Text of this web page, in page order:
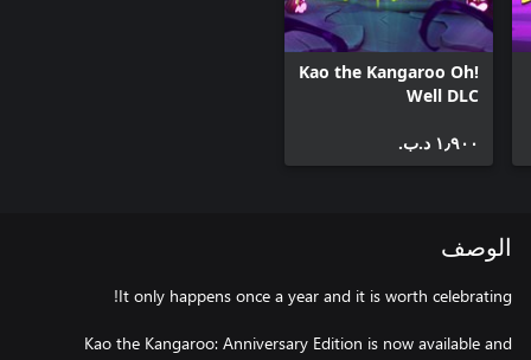
Kao the Kangaroo Oh!
Well DLC
١٫٩٠٠ د.ب.‏
الوصف
Kao the Kangaroo: Anniversary Edition is now available and